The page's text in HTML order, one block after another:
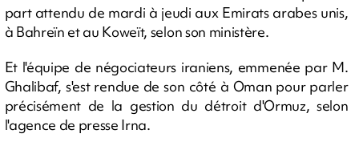
part attendu de mardi à jeudi aux Emirats arabes unis,
à Bahreïn et au Koweït, selon son ministère.
Et l'équipe de négociateurs iraniens, emmenée par M.
Ghalibaf, s'est rendue de son côté à Oman pour parler
précisément de la gestion du détroit d'Ormuz, selon
l'agence de presse Irna.